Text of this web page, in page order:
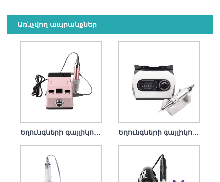
Առնչվող ապրանքներ
Եղունգների գայլիկոնի հավաքածու Electric Remove Gel Polish 65w 35000rpm Եղունգների գայլիկոնի հավաքածու Electric File Professional 65w 35000rpm